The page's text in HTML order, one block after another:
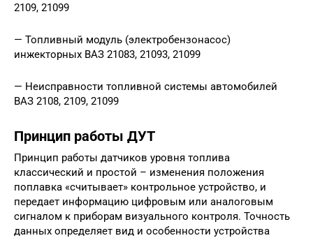
2109, 21099
— Топливный модуль (электробензонасос)
инжекторных ВАЗ 21083, 21093, 21099
— Неисправности топливной системы автомобилей
ВАЗ 2108, 2109, 21099
Принцип работы ДУТ
Принцип работы датчиков уровня топлива
классический и простой – изменения положения
поплавка «считывает» контрольное устройство, и
передает информацию цифровым или аналоговым
сигналом к приборам визуального контроля. Точность
данных определяет вид и особенности устройства